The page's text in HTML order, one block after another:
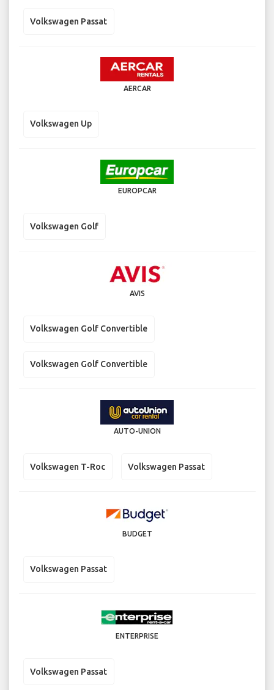
Volkswagen Passat
AERCAR
Volkswagen Up
EUROPCAR
Volkswagen Golf
AVIS
Volkswagen Golf Convertible
Volkswagen Golf Convertible
AUTO-UNION
Volkswagen T-Roc Volkswagen Passat
BUDGET
Volkswagen Passat
ENTERPRISE
Volkswagen Passat